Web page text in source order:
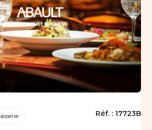
Réf. : 17723B